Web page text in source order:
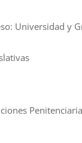
Universidad y